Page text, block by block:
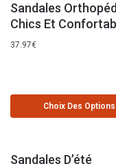
Sandales
Chics Et
37.97€
Choix Des Options
Sandales D’été